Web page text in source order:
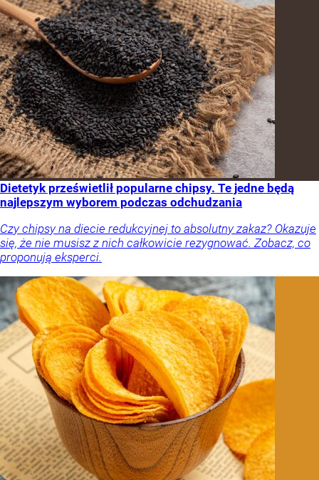
Dietetyk prześwietlił popularne chipsy. Te jedne będą
najlepszym wyborem podczas odchudzania
Czy chipsy na diecie redukcyjnej to absolutny zakaz? Okazuje
się, że nie musisz z nich całkowicie rezygnować. Zobacz, co
proponują eksperci.